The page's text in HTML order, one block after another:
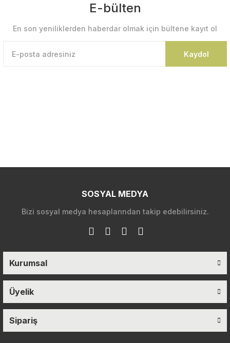
E-bülten
En son yeniliklerden haberdar olmak için bültene kayıt ol
Kaydol
SOSYAL MEDYA
Bizi sosyal medya hesaplarından takip edebilirsiniz.
Kurumsal
Üyelik
Sipariş